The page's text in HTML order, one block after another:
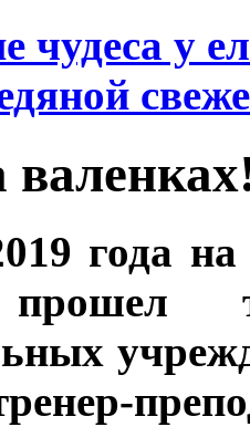
чудеса у
года
прошел